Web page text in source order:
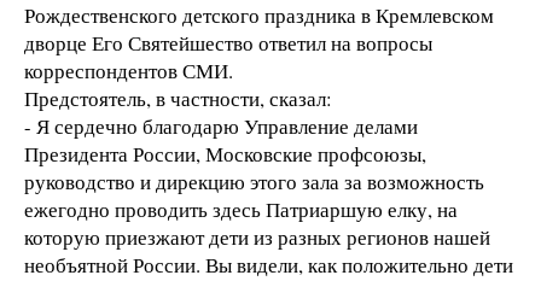
Рождественского детского праздника в Кремлевском
дворце Его Святейшество ответил на вопросы
корреспондентов СМИ.
Предстоятель, в частности, сказал:
- Я сердечно благодарю Управление делами
Президента России, Московские профсоюзы,
руководство и дирекцию этого зала за возможность
ежегодно проводить здесь Патриаршую елку, на
которую приезжают дети из разных регионов нашей
необъятной России. Вы видели, как положительно дети